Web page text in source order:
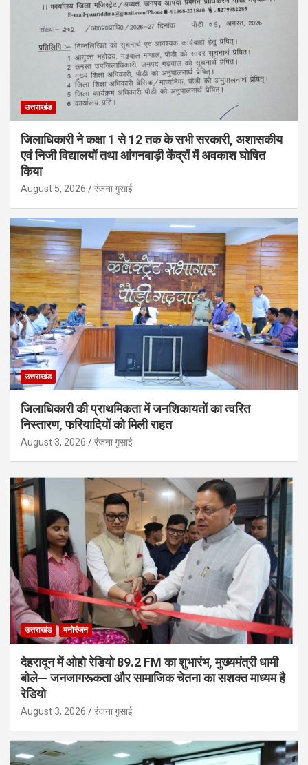
उत्तराखंड
जिलाधिकारी ने कक्षा 1 से 12 तक के सभी सरकारी, अशासकीय
एवं निजी विद्यालयों तथा आंगनबाड़ी केंद्रों में अवकाश घोषित
किया
August 5, 2026 रंजना गुसाई
उत्तराखंड
जिलाधिकारी की प्राथमिकता में जनशिकायतों का त्वरित
निस्तारण, फरियादियों को मिली राहत
August 3, 2026 रंजना गुसाई
उत्तराखंड मनोरंजन
देहरादून में ओहो रेडियो 89.2 FM का शुभारंभ, मुख्यमंत्री धामी
बोले— जनजागरूकता और सामाजिक चेतना का सशक्त माध्यम है
रेडियो
August 3, 2026 रंजना गुसाई